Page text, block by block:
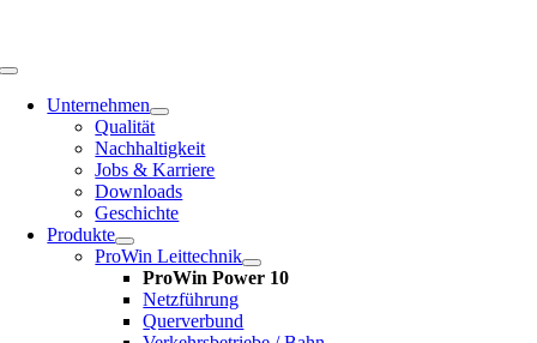
Toggle
NavigationUnternehmen
Qualität
Nachhaltigkeit
Jobs & Karriere
Downloads
Geschichte
Produkte
ProWin Leittechnik
ProWin Power 10
Netzführung
Querverbund